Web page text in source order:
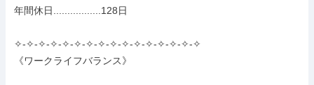
年間休日.................128日
✧-✧-✧-✧-✧-✧-✧-✧-✧-✧-✧-✧-✧-✧-✧-✧
《ワークライフバランス》